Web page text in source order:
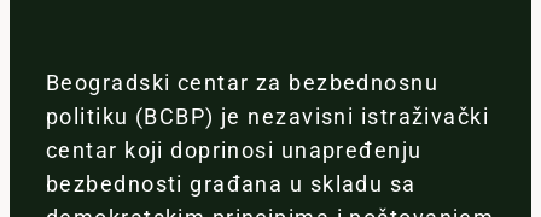
Beogradski centar za bezbednosnu
politiku (BCBP) je nezavisni istraživački
centar koji doprinosi unapređenju
bezbednosti građana u skladu sa